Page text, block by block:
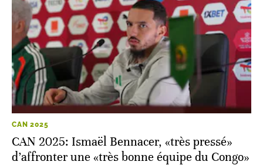
CAN 2025
CAN 2025: Ismaël Bennacer, «très pressé»
d’affronter une «très bonne équipe du Congo»